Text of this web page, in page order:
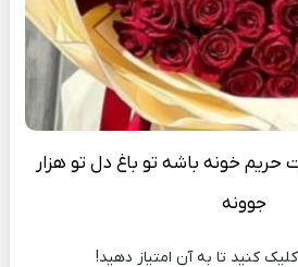
حریم خونه باشه تو باغ دل تو هزار
جوونه
کنید تا به آن امتیاز دهید!